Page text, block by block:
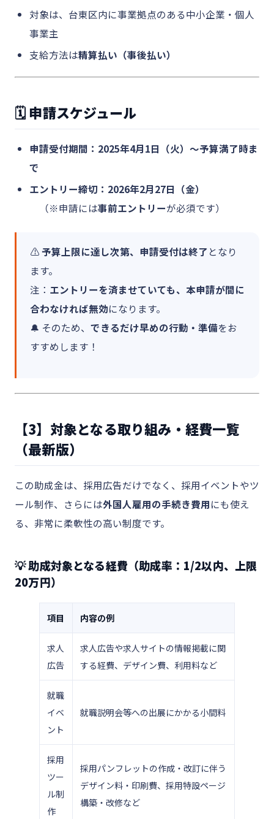
対象は、台東区内に事業拠点のある中小企業・個人
事業主
支給方法は精算払い（事後払い）
🗓 申請スケジュール
申請受付期間：2025年4月1日（火）〜予算満了時ま
で
エントリー締切：2026年2月27日（金）
（※申請には事前エントリーが必須です）
⚠予算上限に達し次第、申請受付は終了 となり
ます。
注： エントリーを済ませていても、本申請が間に
合わなければ無効になります。
🔔 そのため、 できるだけ早めの行動・準備をお
すすめします！
【3】対象となる取り組み・経費一覧
（最新版）
この助成金は、採用広告だけでなく、採用イベントやツ
ール制作、さらには外国人雇用の手続き費用にも使え
る、非常に柔軟性の高い制度です。
💡 助成対象となる経費（助成率：1/2以内、上限
20万円）
項目 内容の例
求人
広告
求人広告や求人サイトの情報掲載に関
する経費、デザイン費、利用料など
就職
イベ
ント
就職説明会等への出展にかかる小間料
採用
ツー
ル制
作
採用パンフレットの作成・改訂に伴う
デザイン料・印刷費、採用特設ページ
構築・改修など